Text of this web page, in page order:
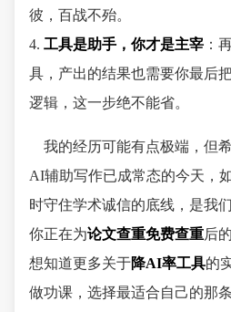
彼，百战不殆。
4. 工具是助手，你才是主宰 ：
具，产出的结果也需要你最后
逻辑，这一步绝不能省。
我的经历可能有点极端，但
AI辅助写作已成常态的今天，
时守住学术诚信的底线，是我
你正在为论文查重免费查重后
想知道更多关于降AI率工具的
做功课，选择最适合自己的那